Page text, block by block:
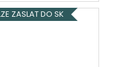
ZASLAT DO SK